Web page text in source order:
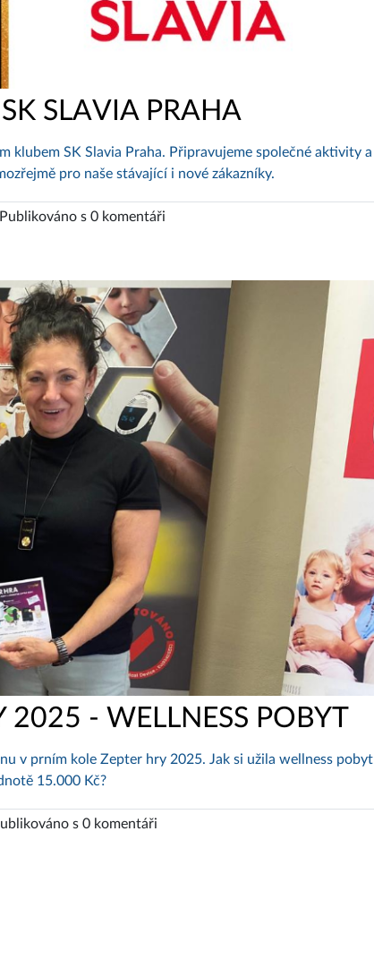
SLAVIA PRAHA
SK Slavia Praha. Připravujeme společné aktivity a
pro naše stávající i nové zákazníky.
Publikováno s 0 komentáři
2025 - WELLNESS POBYT
v prním kole Zepter hry 2025. Jak si užila wellness pobyt
15.000 Kč?
s 0 komentáři